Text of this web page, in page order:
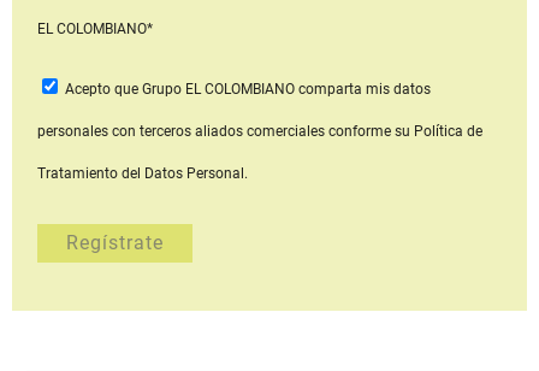
EL COLOMBIANO*
Acepto que Grupo EL COLOMBIANOcomparta mis datos
personales con terceros aliados comerciales conforme su Política de
Tratamiento del Datos Personal.